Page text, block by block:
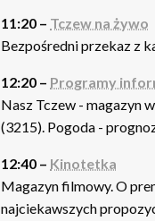
11:20 – Tczew na żywo
Bezpośredni przekaz z
12:20 – Programy
Nasz Tczew - magazyn
(3215). Pogoda -
12:40 – Kinotetka
Magazyn filmowy. O
najciekawszych